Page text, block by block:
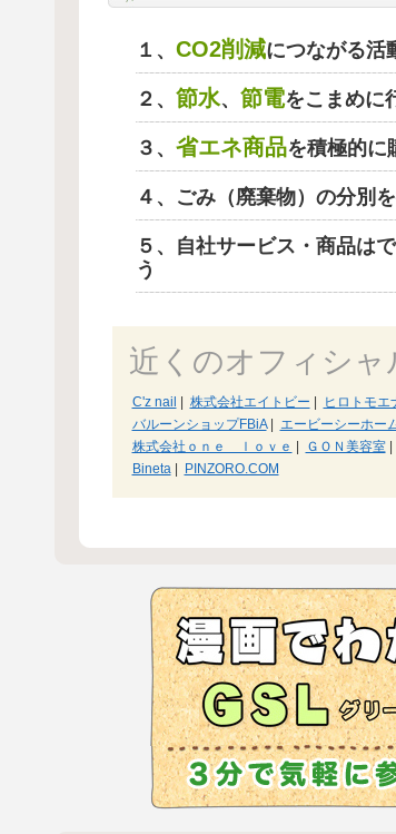
１、 CO2削減につながる活
２、 節水、 節電をこまめに
３、 省エネ商品を積極的に
４、ごみ（廃棄物）の分別を
５、自社サービス・商品は
う
近くのオフィシャ
C'z nail 株式会社エイトビー ヒロトモエ
バルーンショップFBiA| エービーシーホー
株式会社ｏｎｅ ｌｏｖｅ
ＧＯＮ美容室|
Bineta| PINZORO.COM